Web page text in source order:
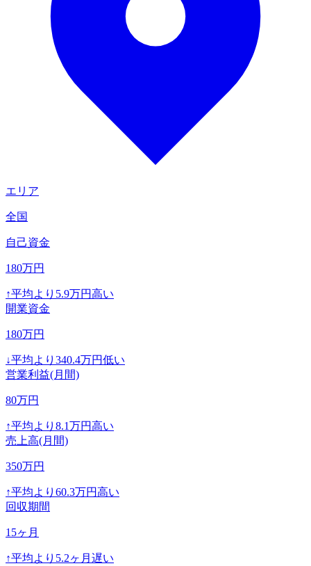
エリア
全国
自己資金
180万円
↑平均より 5.9万円高い
開業資金
180万円
↓平均より 340.4万円低い
営業利益(月間)
80万円
↑平均より 8.1万円高い
売上高(月間)
350万円
↑平均より 60.3万円高い
回収期間
15ヶ月
↑平均より 5.2ヶ月遅い